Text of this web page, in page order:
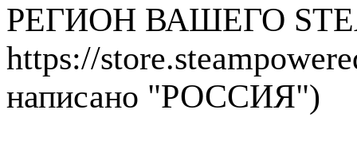
РЕГИОН ВАШЕГО
https://
написано "РОССИЯ")